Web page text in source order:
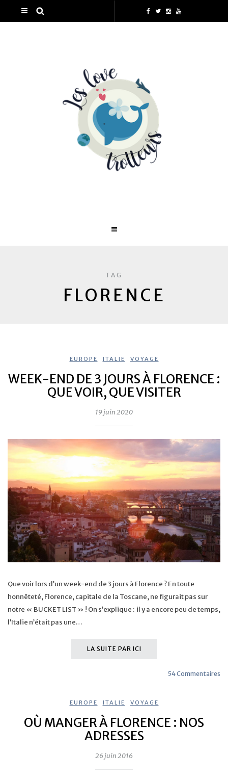
TAG
FLORENCE
EUROPE ITALIE VOYAGE
WEEK-END DE 3 JOURS À FLORENCE :
QUE VOIR, QUE VISITER
19 juin 2020
Que voir lors d’un week-end de 3 jours à Florence ? En toute
honnêteté, Florence, capitale de la Toscane, ne figurait pas sur
notre « BUCKET LIST » ! On s’explique : il y a encore peu de temps,
l’Italie n’était pas une…
LA SUITE PAR ICI
54 Commentaires
EUROPE ITALIE VOYAGE
OÙ MANGER À FLORENCE : NOS
ADRESSES
26 juin 2016